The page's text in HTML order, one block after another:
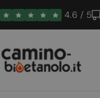
Vai
al
4.6 / 5